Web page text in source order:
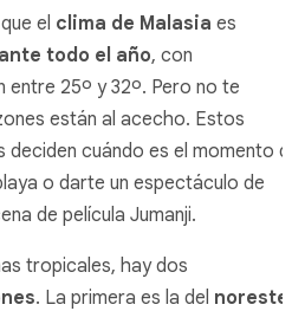
el clima de Malasia es
todo el año, con
25º y 32º. Pero no te
están al acecho. Estos
cuándo es el momento
o darte un espectáculo de
de película Jumanji.
tropicales, hay dos
. La primera es la del noreste